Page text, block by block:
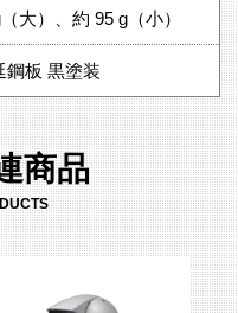
大）、約 95 g（小）
鋼板 黒塗装
商品